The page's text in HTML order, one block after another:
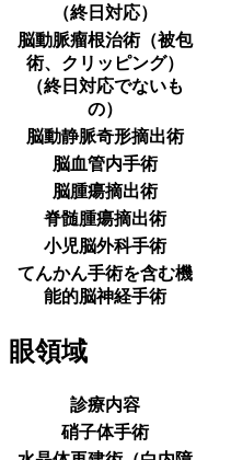
（終日対応）
脳動脈瘤根治術（被包
術、クリッピング）
（終日対応でないも
の）
脳動静脈奇形摘出術
脳血管内手術
脳腫瘍摘出術
脊髄腫瘍摘出術
小児脳外科手術
てんかん手術を含む機
能的脳神経手術
眼領域
診療内容
硝子体手術